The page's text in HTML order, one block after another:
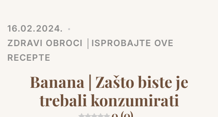
16.02.2024.
ZDRAVI OBROCI │ISPROBAJTE OVE
RECEPTE
Banana | Zašto biste je
trebali konzumirati